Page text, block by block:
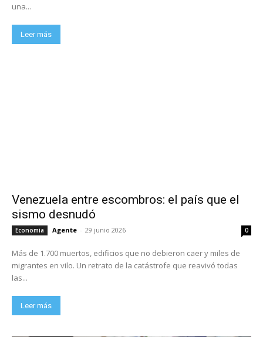
una...
Leer más
Venezuela entre escombros: el país que el
sismo desnudó
Economia Agente - 29 junio 2026 0
Más de 1.700 muertos, edificios que no debieron caer y miles de
migrantes en vilo. Un retrato de la catástrofe que reavivó todas
las...
Leer más